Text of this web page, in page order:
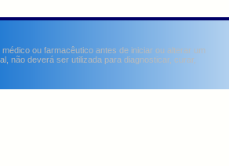
ou farmacêutico antes de iniciar ou alterar um
não deverá ser utilizada para diagnosticar, curar,